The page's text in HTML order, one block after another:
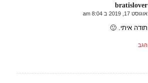
bratislover
אומר:
אוגוסט 17, 2019 ב 8:04 am
תודה איתי. 🙂
הגב